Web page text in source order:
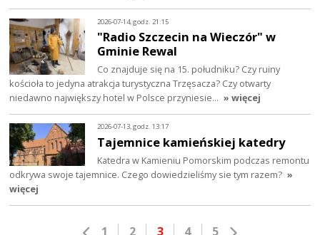
2026-07-14, godz. 21:15
"Radio Szczecin na Wieczór" w
Gminie Rewal
Co znajduje się na 15. południku? Czy ruiny
kościoła to jedyna atrakcja turystyczna Trzęsacza? Czy otwarty
niedawno największy hotel w Polsce przyniesie… » więcej
2026-07-13, godz. 13:17
Tajemnice kamieńskiej katedry
Katedra w Kamieniu Pomorskim podczas remontu
odkrywa swoje tajemnice. Czego dowiedzieliśmy sie tym razem? »
więcej
1 2 3 4 5